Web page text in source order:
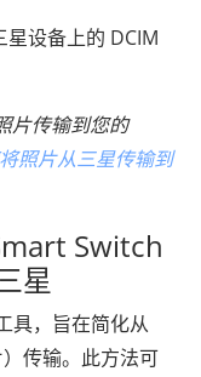
设备上的 DCIM
片传输到您的
照片从三星传输到
Switch
星
具，旨在简化从
传输。此方法可